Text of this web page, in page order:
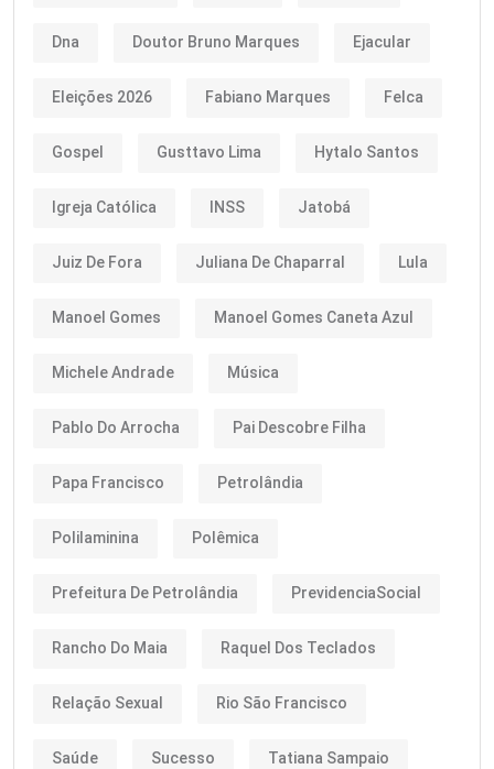
Dna Doutor Bruno Marques Ejacular
Eleições 2026 Fabiano Marques Felca
Gospel Gusttavo Lima Hytalo Santos
Igreja Católica INSS Jatobá
Juiz De Fora Juliana De Chaparral Lula
Manoel Gomes Manoel Gomes Caneta Azul
Michele Andrade Música
Pablo Do Arrocha Pai Descobre Filha
Papa Francisco Petrolândia
Polilaminina Polêmica
Prefeitura De Petrolândia PrevidenciaSocial
Rancho Do Maia Raquel Dos Teclados
Relação Sexual Rio São Francisco
Saúde Sucesso Tatiana Sampaio